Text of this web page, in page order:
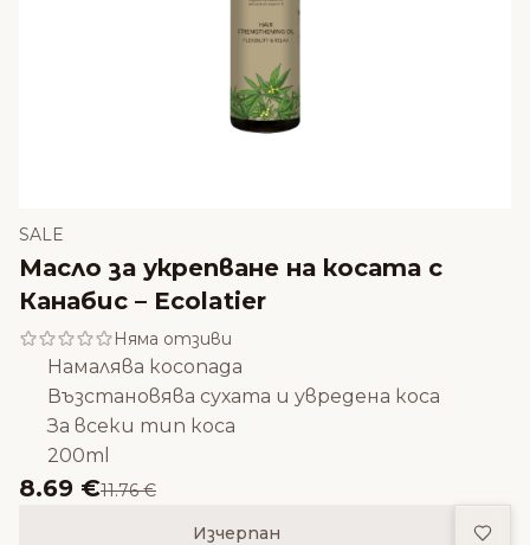
SALE
Масло за укрепване на косата с
Канабис – Ecolatier
Няма отзиви
Намалява косопада
Възстановява сухата и увредена коса
За всеки тип коса
200ml
8.69 €11.76 €
Изчерпан